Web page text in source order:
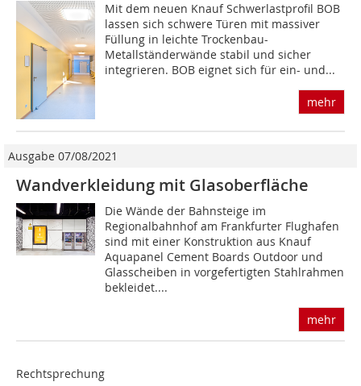
Mit dem neuen Knauf Schwerlastprofil BOB
lassen sich schwere Türen mit massiver
Füllung in leichte Trockenbau-
Metallständerwände stabil und sicher
integrieren. BOB eignet sich für ein- und...
mehr
Ausgabe 07/08/2021
Wandverkleidung mit Glasoberfläche
Die Wände der Bahnsteige im
Regionalbahnhof am Frankfurter Flughafen
sind mit einer Konstruktion aus Knauf
Aquapanel ­Cement Boards Outdoor und
Glasscheiben in vorgefertigten Stahlrahmen
bekleidet....
mehr
Rechtsprechung